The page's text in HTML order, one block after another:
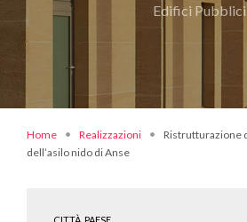
Edifici Pubblici
Home Realizzazioni
Ristrutturazione
dell’asilo nido di Anse